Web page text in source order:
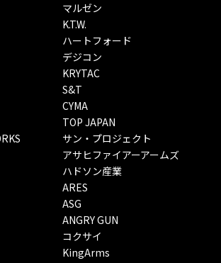
マルゼン
K.T.W.
ハートフォード
デジコン
KRYTAC
S&T
CYMA
TOP JAPAN
サン・プロジェクト
アサヒファイアーアームズ
ハドソン産業
ARES
ASG
ANGRY GUN
コクサイ
KingArms